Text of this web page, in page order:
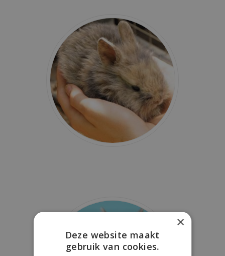
×
Deze website maakt
gebruik van cookies.